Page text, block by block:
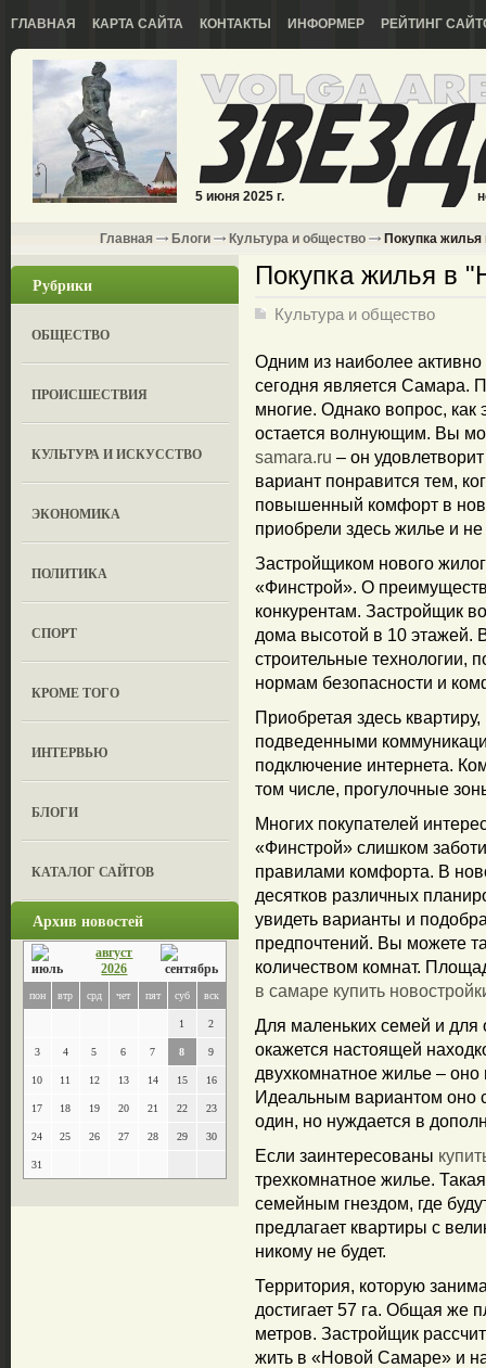
ГЛАВНАЯ КАРТА САЙТА КОНТАКТЫ ИНФОРМЕР РЕЙТИНГ
5 июня 2025 г.
Главная Блоги Культура и общество Покупка
Рубрики
ОБЩЕСТВО
ПРОИСШЕСТВИЯ
КУЛЬТУРА И ИСКУССТВО
ЭКОНОМИКА
ПОЛИТИКА
СПОРТ
КРОМЕ ТОГО
ИНТЕРВЬЮ
БЛОГИ
КАТАЛОГ САЙТОВ
Архив новостей
август
2026
пон втр срд чет пят суб вск
1 2
3 4 5 6 7 8 9
10 11 12 13 14 15 16
17 18 19 20 21 22 23
24 25 26 27 28 29 30
31
Покупка жилья в
Культура и общество
Одним из наиболее
сегодня является Самара.
многие. Однако вопрос, как
остается волнующим. Вы
samara.ru – он
вариант понравится тем,
повышенный комфорт в
приобрели здесь жилье и
Застройщиком нового
«Финстрой». О
конкурентам. Застройщик
дома высотой в 10 этажей.
строительные технологии,
нормам безопасности и
Приобретая здесь
подведенными
подключение интернета.
том числе, прогулочные
Многих покупателей
«Финстрой» слишком
правилами комфорта. В
десятков различных
увидеть варианты и
предпочтений. Вы можете
количеством комнат.
в самаре купить
Для маленьких семей и для
окажется настоящей
двухкомнатное жилье –
Идеальным вариантом оно
один, но нуждается в
Если заинтересованы
трехкомнатное жилье.
семейным гнездом, где
предлагает квартиры с
никому не будет.
Территория, которую
достигает 57 га. Общая же
метров. Застройщик
жить в «Новой Самаре» и